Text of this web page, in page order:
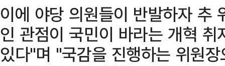
이에 야당 의원들이 반발하자 추
인 관점이 국민이 바라는 개혁
있다"며 "국감을 진행하는 위원